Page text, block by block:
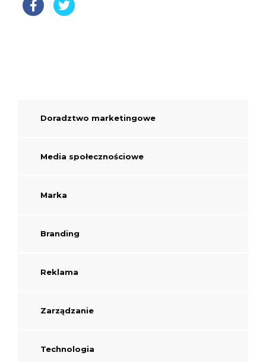
Doradztwo marketingowe
Media społecznościowe
Marka
Branding
Reklama
Zarządzanie
Technologia